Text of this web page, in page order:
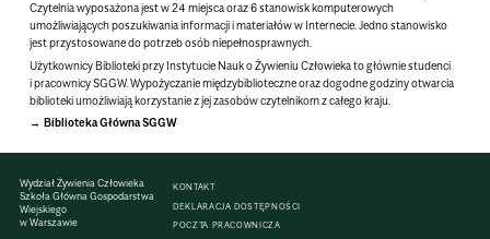
Czytelnia wyposażona jest w 24 miejsca oraz 6 stanowisk komputerowych
umożliwiających poszukiwania informacji i materiałów w Internecie. Jedno stanowisko
jest przystosowane do potrzeb osób niepełnosprawnych.
Użytkownicy Biblioteki przy Instytucie Nauk o Żywieniu Człowieka to głównie studenci
i pracownicy SGGW. Wypożyczanie międzybiblioteczne oraz dogodne godziny otwarcia
biblioteki umożliwiają korzystanie z jej zasobów czytelnikom z całego kraju.
Biblioteka Główna SGGW
Wydział Żywienia Człowieka
Szkoła Główna Gospodarstwa
Wiejskiego
w Warszawie
KONTAKT
DEKLARACJA DOSTĘPNOŚCI
POCZTA PRACOWNICZA